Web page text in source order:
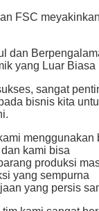
FSC
dan
yang Luar Biasa
sangat
bisnis kita
menggunakan
kami bisa
produksi
yang sempurna
yang persis